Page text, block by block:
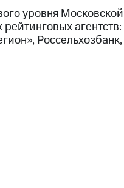
уровня